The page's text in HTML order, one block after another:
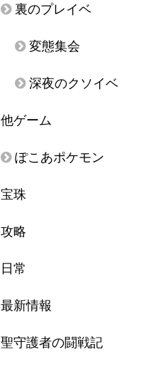
裏のプレイベ
変態集会
深夜のクソイベ
他ゲーム
ぽこあポケモン
宝珠
攻略
日常
最新情報
聖守護者の闘戦記